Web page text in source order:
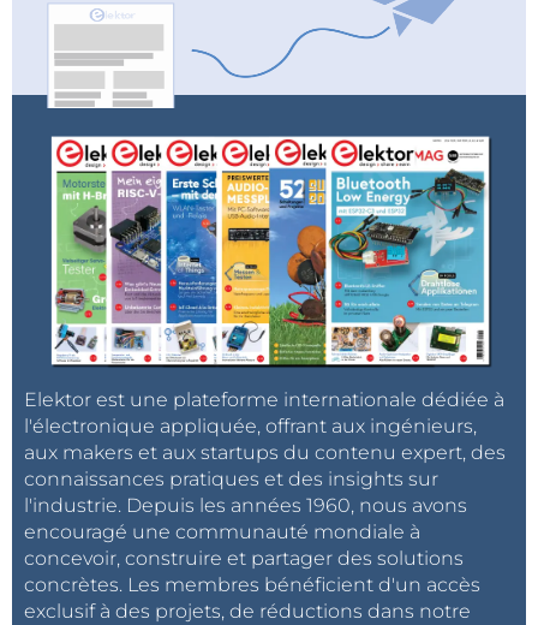
Elektor est une plateforme internationale dédiée à
l'électronique appliquée, offrant aux ingénieurs,
aux makers et aux startups du contenu expert, des
connaissances pratiques et des insights sur
l'industrie. Depuis les années 1960, nous avons
encouragé une communauté mondiale à
concevoir, construire et partager des solutions
concrètes. Les membres bénéficient d'un accès
exclusif à des projets, de réductions dans notre